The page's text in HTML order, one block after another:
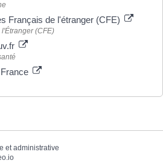
Français de l'étranger (CFE)
(CFE)
et administrative